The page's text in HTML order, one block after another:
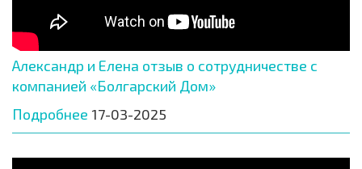
Александр и Елена отзыв о сотрудничестве с
компанией «Болгарский Дом»
Подробнее 17-03-2025